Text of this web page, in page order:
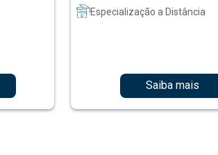
Especialização a Distância
Saiba mais